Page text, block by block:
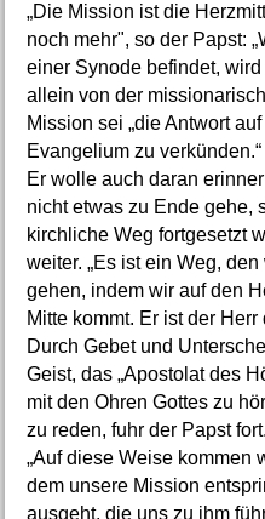
„Die Mission ist die
noch mehr", so der Papst:
einer Synode befindet,
allein von der
Mission sei „die Antwort
Evangelium zu verkünden.“
Er wolle auch daran
nicht etwas zu Ende gehe,
kirchliche Weg fortgesetzt
weiter. „Es ist ein Weg,
gehen, indem wir auf den
Mitte kommt. Er ist der Herr
Durch Gebet und
Geist, das „Apostolat des
mit den Ohren Gottes zu
zu reden, fuhr der Papst fort.
„Auf diese Weise kommen
dem unsere Mission
ausgeht, die uns zu ihm